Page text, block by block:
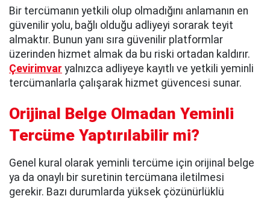
Bir tercümanın yetkili olup olmadığını anlamanın en
güvenilir yolu, bağlı olduğu adliyeyi sorarak teyit
almaktır. Bunun yanı sıra güvenilir platformlar
üzerinden hizmet almak da bu riski ortadan kaldırır.
Çevirimvar yalnızca adliyeye kayıtlı ve yetkili yeminli
tercümanlarla çalışarak hizmet güvencesi sunar.
Orijinal Belge Olmadan Yeminli
Tercüme Yaptırılabilir mi?
Genel kural olarak yeminli tercüme için orijinal belge
ya da onaylı bir suretinin tercümana iletilmesi
gerekir. Bazı durumlarda yüksek çözünürlüklü